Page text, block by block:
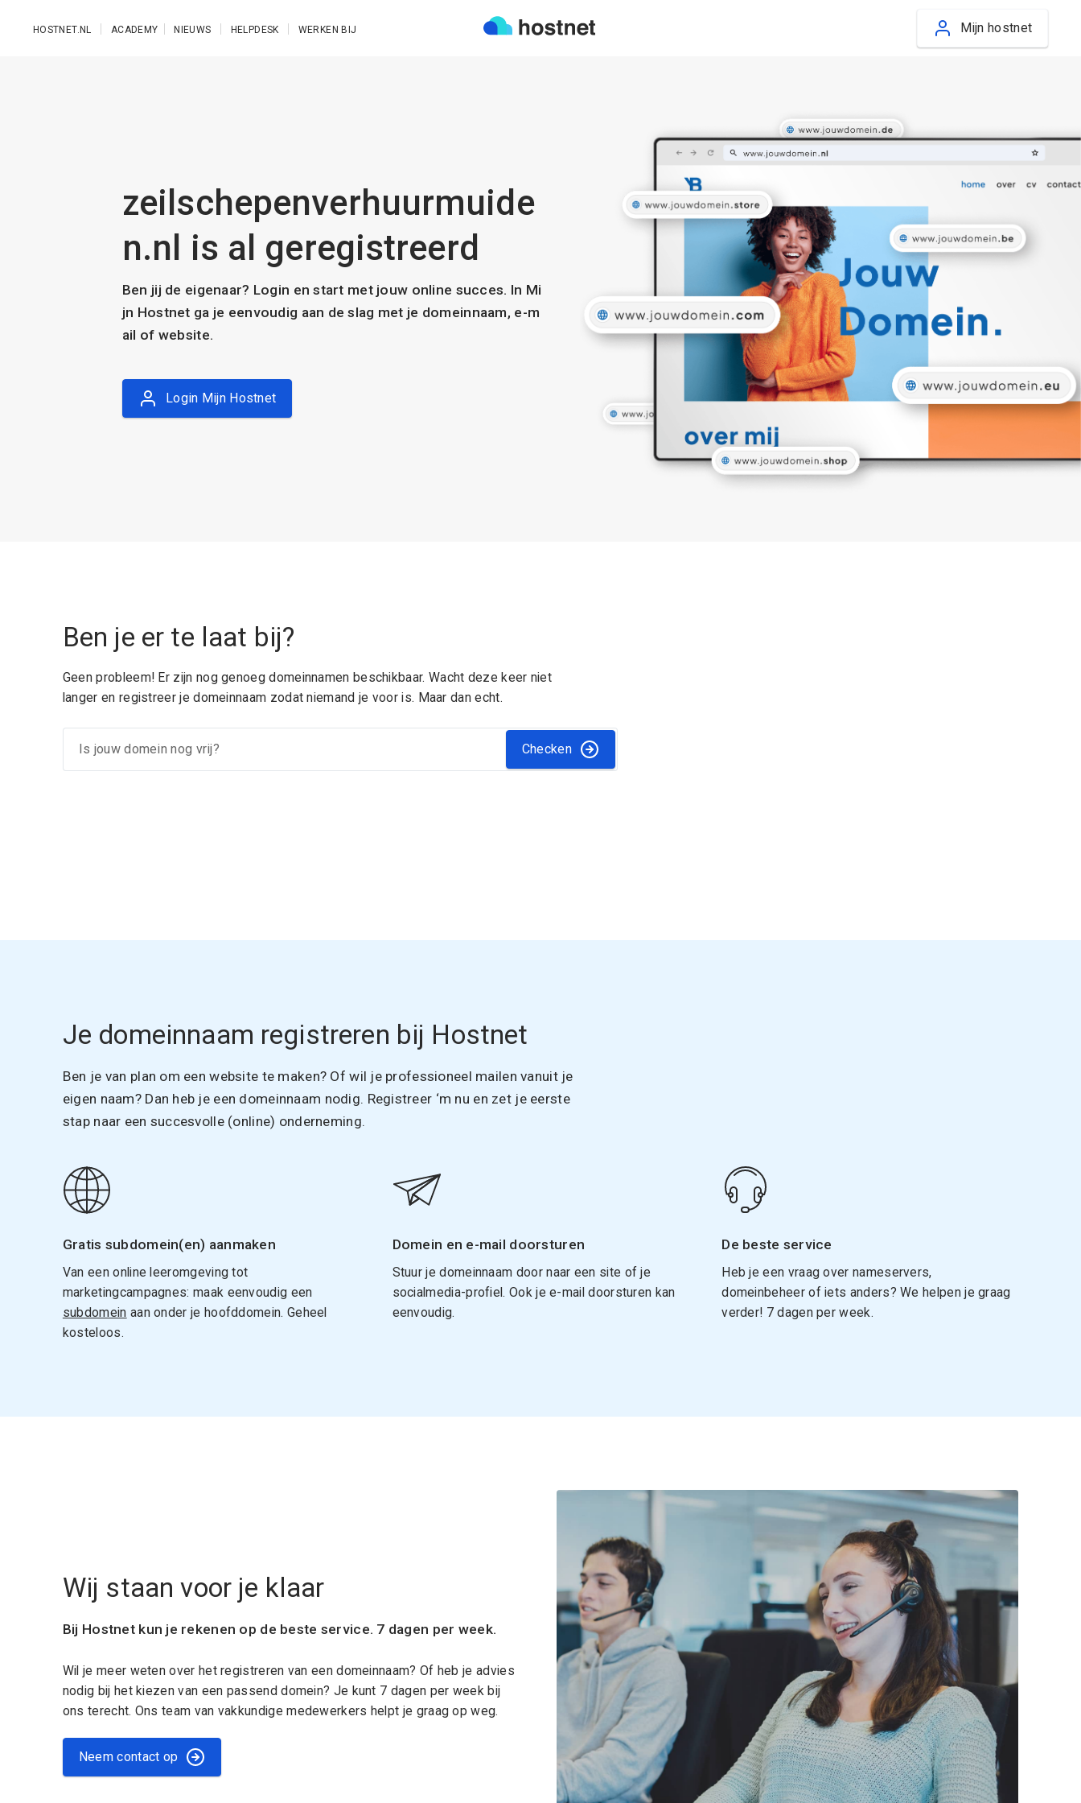
HOSTNET.NL ACADEMY NIEUWS HELPDESK WERKEN BIJ Mijn hostnet
zeilschepenverhuurmuide
n.nl is al geregistreerd
Ben jij de eigenaar? Login en start met jouw online succes. In Mi
jn Hostnet ga je eenvoudig aan de slag met je domeinnaam, e-m
ail of website.
Login Mijn Hostnet
Ben je er te laat bij?
Geen probleem! Er zijn nog genoeg domeinnamen beschikbaar. Wacht deze keer niet
langer en registreer je domeinnaam zodat niemand je voor is. Maar dan echt.
Checken
Je domeinnaam registreren bij Hostnet
Ben je van plan om een website te maken? Of wil je professioneel mailen vanuit je
eigen naam? Dan heb je een domeinnaam nodig. Registreer ‘m nu en zet je eerste
stap naar een succesvolle (online) onderneming.
Gratis subdomein(en) aanmaken
Van een online leeromgeving tot
marketingcampagnes: maak eenvoudig een
subdomein aan onder je hoofddomein. Geheel
kosteloos.
Domein en e-mail doorsturen
Stuur je domeinnaam door naar een site of je
socialmedia-profiel. Ook je e-mail doorsturen kan
eenvoudig.
De beste service
Heb je een vraag over nameservers,
domeinbeheer of iets anders? We helpen je graag
verder! 7 dagen per week.
Wij staan voor je klaar
Bij Hostnet kun je rekenen op de beste service. 7 dagen per week.
Wil je meer weten over het registreren van een domeinnaam? Of heb je advies
nodig bij het kiezen van een passend domein? Je kunt 7 dagen per week bij
ons terecht. Ons team van vakkundige medewerkers helpt je graag op weg.
Neem contact op